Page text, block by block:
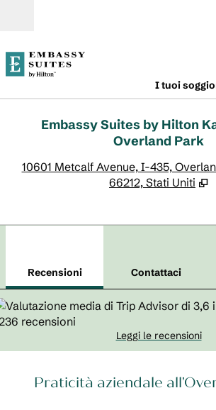
I tuoi
Embassy Suites by Hilton
Overland Park
10601 Metcalf Avenue, I-435,
66212, Stati Uniti
Recensioni Contattaci
Leggi le recensioni
Praticità aziendale